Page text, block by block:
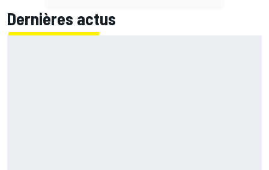
Dernières actus